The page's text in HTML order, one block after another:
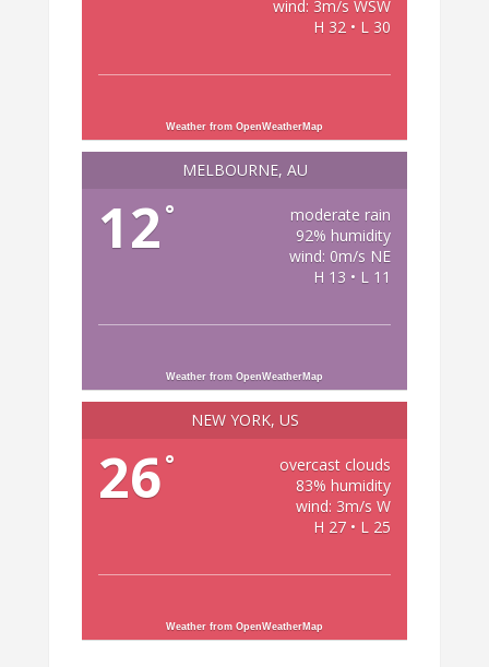
wind: 3m/s WSW
H 32 • L 30
Weather from OpenWeatherMap
MELBOURNE, AU
12 °
moderate rain
92% humidity
wind: 0m/s NE
H 13 • L 11
Weather from OpenWeatherMap
NEW YORK, US
26°
overcast clouds
83% humidity
wind: 3m/s W
H 27 • L 25
Weather from OpenWeatherMap